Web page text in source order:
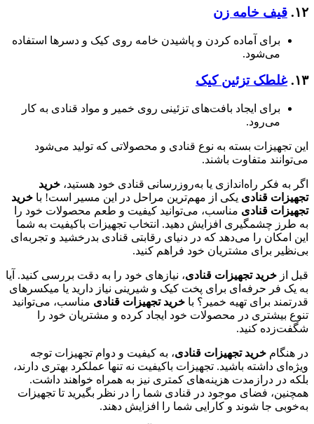
۱۲. قیف خامه‌ زن
برای آماده کردن و پاشیدن خامه روی کیک و دسرها استفاده
می‌شود.
۱۳. غلطک تزئین کیک
برای ایجاد بافت‌های تزئینی روی خمیر و مواد قنادی به کار
می‌رود.
این تجهیزات بسته به نوع قنادی و محصولاتی که تولید می‌شود
می‌توانند متفاوت باشند.
اگر به فکر راه‌اندازی یا به‌روزرسانی قنادی خود هستید، خرید
تجهیزات قنادی یکی از مهم‌ترین مراحل در این مسیر است! با خرید
تجهیزات قنادی مناسب، می‌توانید کیفیت و طعم محصولات خود را
به طرز چشمگیری افزایش دهید. انتخاب تجهیزات باکیفیت به شما
این امکان را می‌دهد که در دنیای رقابتی قنادی بدرخشید و تجربه‌ای
بی‌نظیر برای مشتریان خود فراهم کنید.
قبل از خرید تجهیزات قنادی، نیازهای خود را به دقت بررسی کنید. آیا
به یک فر حرفه‌ای برای پخت کیک و شیرینی نیاز دارید یا میکسرهای
قدرتمند برای تهیه خمیر؟ با خرید تجهیزات قنادی مناسب، می‌توانید
تنوع بیشتری در محصولات خود ایجاد کرده و مشتریان خود را
شگفت‌زده کنید.
در هنگام خرید تجهیزات قنادی، به کیفیت و دوام تجهیزات توجه
ویژه‌ای داشته باشید. تجهیزات باکیفیت نه تنها عملکرد بهتری دارند،
بلکه در درازمدت هزینه‌های کمتری نیز به همراه خواهند داشت.
همچنین، فضای موجود در قنادی شما را در نظر بگیرید تا تجهیزات
به‌خوبی جا شوند و کارایی شما را افزایش دهند.